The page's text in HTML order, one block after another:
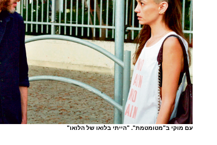
עם מוקי ב"מטומטמת". "הייתי בלואו של הלואו"